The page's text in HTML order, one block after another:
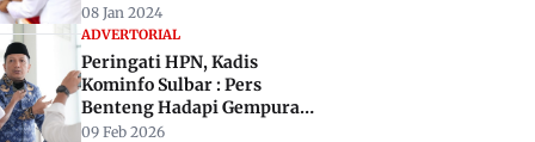
08 Jan 2024
ADVERTORIAL
Peringati HPN, Kadis
Kominfo Sulbar : Pers
Benteng Hadapi Gempuran
AI
09 Feb 2026